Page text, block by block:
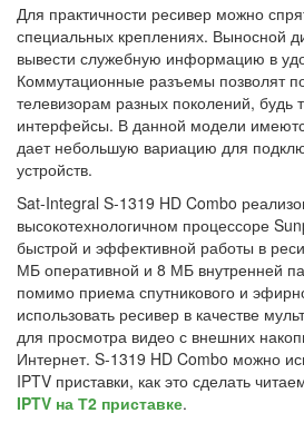
Для практичности ресивер можно
специальных креплениях. Выносной
вывести служебную информацию в
Коммутационные разъемы позволят
телевизорам разных поколений, будь
интерфейсы. В данной модели
дает небольшую вариацию для
устройств.
Sat-Integral S-1319 HD Combo
высокотехнологичном процессоре
быстрой и эффективной работы в
МБ оперативной и 8 МБ внутренней
помимо приема спутникового и
использовать ресивер в качестве
для просмотра видео с внешних
Интернет. S-1319 HD Combo можно
IPTV приставки, как это сделать
IPTV на Т2 приставке.